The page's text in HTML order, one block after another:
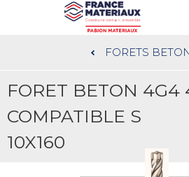
au
contenu
FORETS
FORET BETON 4G4
COMPATIBLE S
10X160